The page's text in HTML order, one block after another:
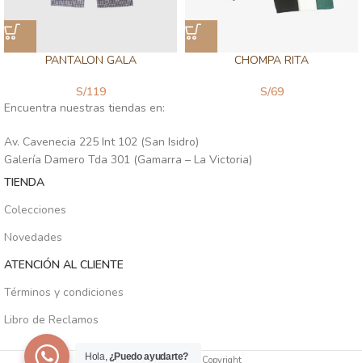
PANTALON GALA
S/119
CHOMPA RITA
S/69
Encuentra nuestras tiendas en:
Av. Cavenecia 225 Int 102 (San Isidro)
Galería Damero Tda 301 (Gamarra – La Victoria)
TIENDA
Colecciones
Novedades
ATENCIÓN AL CLIENTE
Términos y condiciones
Libro de Reclamos
SIENA PERÚ 2025 Copyright
Hola,¿Puedo ayudarte?